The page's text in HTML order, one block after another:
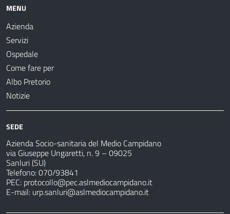
MENU
Azienda
Servizi
Ospedale
Come fare per
Albo Pretorio
Notizie
SEDE
Azienda Socio-sanitaria del Medio Campidano
via Giuseppe Ungaretti, n. 9 – 09025
Sanluri (SU)
Telefono: 070/93841
PEC: protocollo@pec.aslmediocampidano.it
E-mail: urp.sanluri@aslmediocampidano.it